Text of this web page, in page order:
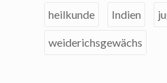
heilkunde Indien
weiderichsgewächs